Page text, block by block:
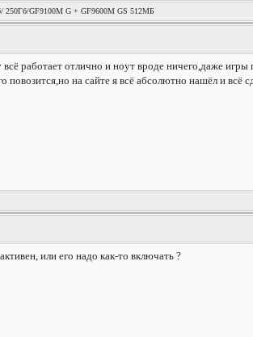
250Гб/GF9100M G + GF9600M GS 512МБ
работает отлично и ноут вроде ничего,даже
повозится,но на сайте я всё абсолютно нашёл и всё
или его надо как-то включать ?